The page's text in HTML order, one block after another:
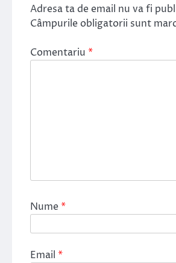
Adresa ta de email nu va fi
Câmpurile obligatorii sunt
Comentariu *
Nume*
Email *